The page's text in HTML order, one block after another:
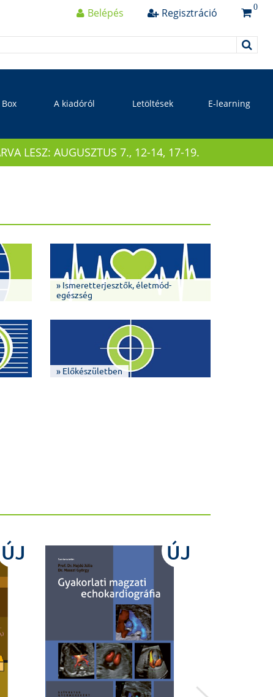
Belépés Regisztráció 0
A kiadóról Letöltések E-learning
LESZ: AUGUSZTUS 7., 12-14, 17-19.
» Ismeretterjesztők, életmód-
egészség
» Előkészületben
ÚJ ÚJ